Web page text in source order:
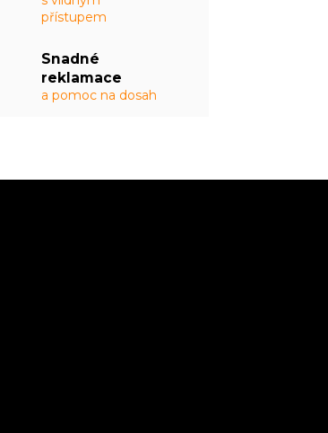
přístupem
Snadné
reklamace
a pomoc na dosah